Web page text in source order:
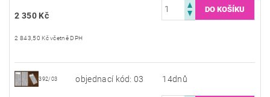
2 350 Kč
2 843,50 Kč včetně DPH
392/03 objednací kód: 03 14dnů